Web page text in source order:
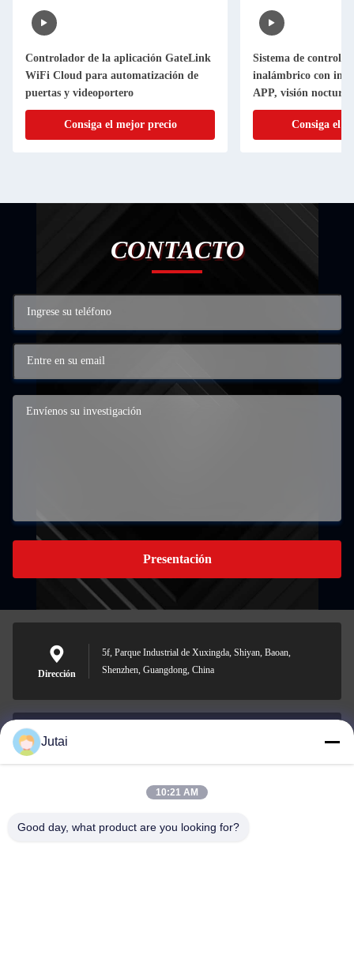
Controlador de la aplicación GateLink
WiFi Cloud para automatización de
puertas y videoportero
Consiga el mejor precio
Sistema de control
inalámbrico con
APP, visión
RS485
Consiga el
CONTACTO
Presentación
Dirección
5f, Parque Industrial de Xuxingda, Shiyan, Baoan,
Shenzhen, Guangdong, China
El correo
Jutai
10:21 AM
Good day, what product are you looking for?